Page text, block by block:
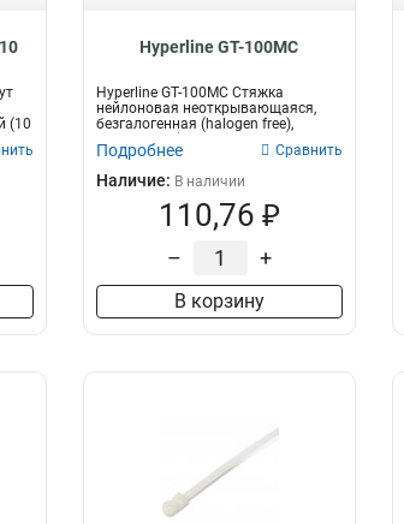
(10
Hyperline GT-100MC
Hyperline GT-100MC Стяжка
нейлоновая неоткрывающаяся,
безгалогенная (halogen free),
100x2.5мм (...
Подробнее Сравнить
Наличие: В наличии
110,76 ₽
– +
В корзину